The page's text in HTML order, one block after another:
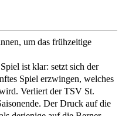
um das frühzeitige
ist klar: setzt sich der
Spiel erzwingen, welches
Verliert der TSV St.
Der Druck auf die